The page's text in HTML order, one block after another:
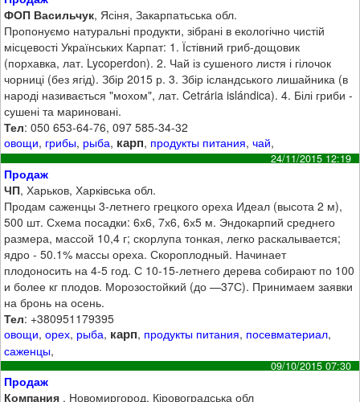
ФОП Васильчук, Ясіня, Закарпатьська обл.
Пропонуємо натуральні продукти, зібрані в екологічно чистій
місцевості Українських Карпат: 1. Їстівний гриб-дощовик
(порхавка, лат. Lycoperdon). 2. Чай із сушеного листя і гілочок
чорниці (без ягід). Збір 2015 р. 3. Збір ісландського лишайника (в
народі називається "мохом", лат. Cetrária islándica). 4. Білі гриби -
сушені та мариновані.
Тел: 050 653-64-76, 097 585-34-32
овощи, грибы, рыба, карп, продукты питания,чай,
24/11/2015 12:19
Продаж
ЧП, Харьков, Харківська обл.
Продам саженцы 3-летнего грецкого ореха Идеал (высота 2 м),
500 шт. Схема посадки: 6х6, 7х6, 6х5 м. Эндокарпий среднего
размера, массой 10,4 г; скорлупа тонкая, легко раскалывается;
ядро - 50.1% массы ореха. Скороплодный. Начинает
плодоносить на 4-5 год. С 10-15-летнего дерева собирают по 100
и более кг плодов. Морозостойкий (до —37С). Принимаем заявки
на бронь на осень.
Тел: +380951179395
овощи,орех, рыба, карп, продукты питания, посевматериал,
саженцы,
09/10/2015 07:30
Продаж
Компания , Новомиргород, Кіровоградська обл